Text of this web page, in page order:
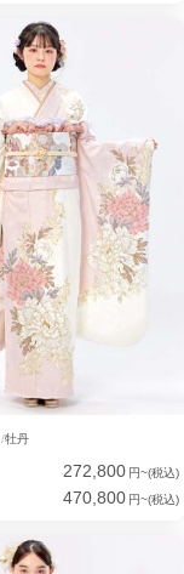
牡丹
272,800 円~(税込)
470,800 円~(税込)